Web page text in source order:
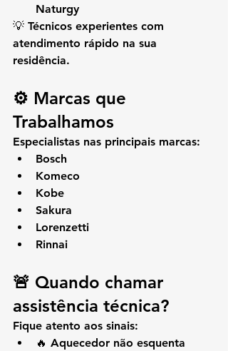
Naturgy
💡 Técnicos experientes com
atendimento rápido na sua
residência.
⚙️ Marcas que
Trabalhamos
Especialistas nas principais marcas:
Bosch
Komeco
Kobe
Sakura
Lorenzetti
Rinnai
🚨 Quando chamar
assistência técnica?
Fique atento aos sinais:
🔥 Aquecedor não esquenta